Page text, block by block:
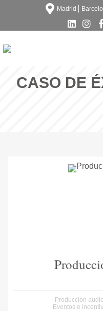
Madrid
CASO DE
Producción
Eventos e